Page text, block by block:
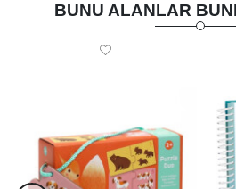
BUNU ALANLAR